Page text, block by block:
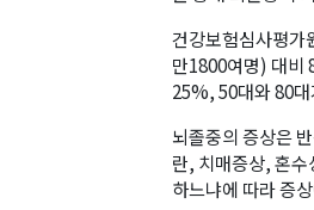
건강보험심사평가
만1800여명) 대비
25%, 50대와 80
뇌졸중의 증상은
란, 치매증상, 혼수
하느냐에 따라 증